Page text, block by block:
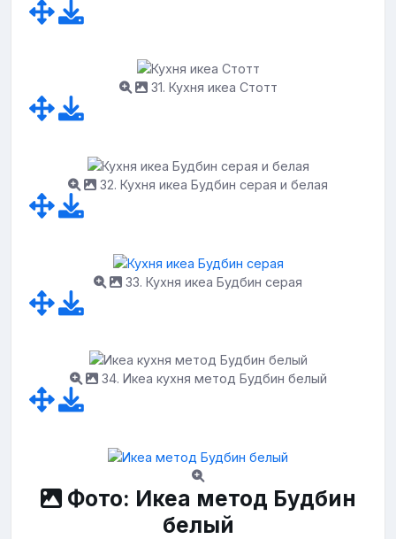
31. Кухня икеа Стотт
32. Кухня икеа Будбин серая и белая
33. Кухня икеа Будбин серая
34. Икеа кухня метод Будбин белый
Фото: Икеа метод Будбин
белый